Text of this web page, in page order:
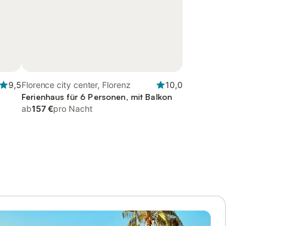
9,5Florence city center, Florenz
10,0
Ferienhaus für 6 Personen, mit Balkon
ab157 €pro Nacht